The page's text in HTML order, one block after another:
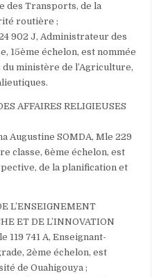
des Transports, de la
routière ;
902 J, Administrateur des
15ème échelon, est nommée
ministère de l’Agriculture,
AFFAIRES RELIGIEUSES
Augustine SOMDA, Mle 229
classe, 6ème échelon, est
de la planification et
L’ENSEIGNEMENT
ET DE L’INNOVATION
119 741 A, Enseignant-
2ème échelon, est
de Ouahigouya ;